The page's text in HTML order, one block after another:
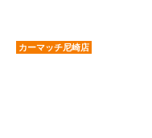
カーマッチ尼崎店